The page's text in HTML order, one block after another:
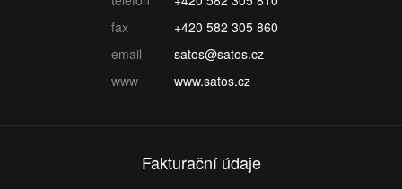
fax
+420 582 305 860
email
satos@satos.cz
www
www.satos.cz
Fakturační údaje